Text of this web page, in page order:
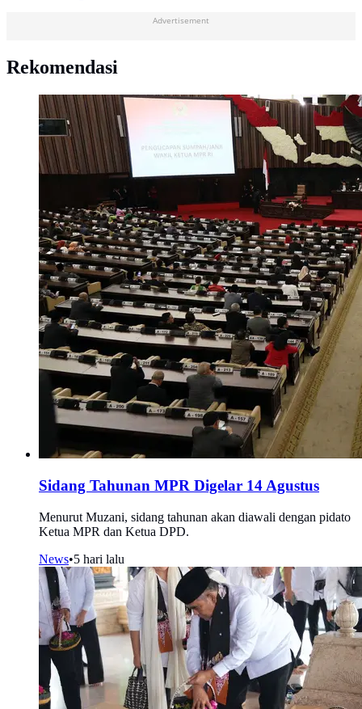
Advertisement
Rekomendasi
Sidang Tahunan MPR Digelar 14 Agustus
Menurut Muzani, sidang tahunan akan diawali dengan pidato
Ketua MPR dan Ketua DPD.
News•5 hari lalu